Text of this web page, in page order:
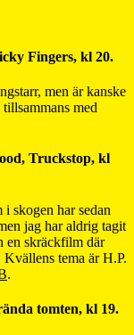
Fingers, kl 20.
men är kanske
med
Truckstop, kl
skogen har sedan
jag har aldrig tagit
en skräckfilm där
tema är H.P.
.
tomten, kl 19.